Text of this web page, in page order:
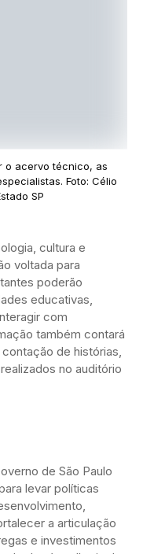
o acervo técnico, as
Foto: Célio
SP
cultura e
voltada para
poderão
educativas,
com
também contará
de histórias,
no auditório
de São Paulo
levar políticas
a articulação
e investimentos